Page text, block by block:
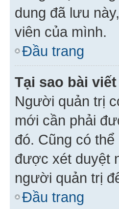
dung đã lưu
viên của mình.
Đầu trang
Tại sao bài
Người quản trị
mới cần phải
đó. Cũng có
được xét duyệt
người quản trị
Đầu trang